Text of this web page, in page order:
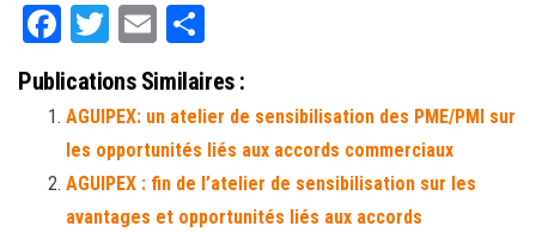
Fa
ce
bo
ok
T
tt
er
E
m
ail ag
er
Publications Similaires :
AGUIPEX: un atelier de sensibilisation des PME/PMI sur
les opportunités liés aux accords commerciaux
AGUIPEX : fin de l’atelier de sensibilisation sur les
avantages et opportunités liés aux accords